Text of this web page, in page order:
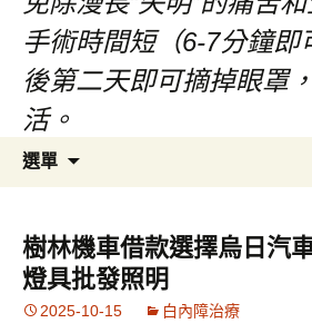
手術時間短（6-7分鐘即
後第二天即可摘掉眼罩
活。
選單
內
容
樹林機車借款選擇烏日汽
燈具批發照明
2025-10-15 白內障治療